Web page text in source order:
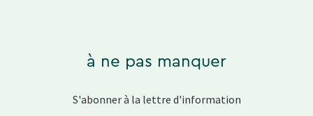
à ne pas manquer
S'abonner à la lettre d'information